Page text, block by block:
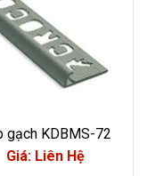
gạch KDBMS-72
Giá: Liên Hệ